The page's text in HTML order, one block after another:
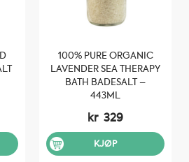
kr 264.
100% PURE ORGANIC
LAVENDER SEA THERAPY
BATH BADESALT –
443ML
kr 329
KJØP